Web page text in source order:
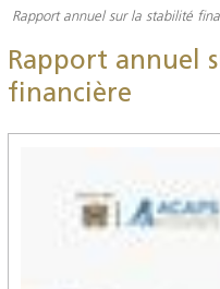
Rapport annuel sur la stabilité
Rapport annuel
financière